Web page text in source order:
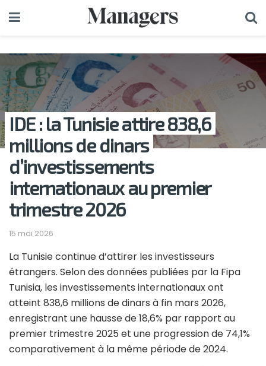
IDE : la Tunisie attire 838,6
millions de dinars
d’investissements
internationaux au premier
trimestre 2026
15 mai 2026
La Tunisie continue d’attirer les investisseurs
étrangers. Selon des données publiées par la Fipa
Tunisia, les investissements internationaux ont
atteint 838,6 millions de dinars à fin mars 2026,
enregistrant une hausse de 18,6% par rapport au
premier trimestre 2025 et une progression de 74,1%
comparativement à la même période de 2024.